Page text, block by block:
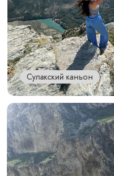
Чиркейское водохранилище
Гунибский водопад